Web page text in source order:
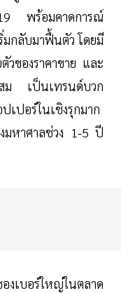
พร้อมคาดการณ์
มกลับมาฟื้นตัว โดยมี
วของราคาขาย และ
ม เป็นเทรนด์บวก
เปอร์ในเชิงรุกมาก
มหาศาลช่วง 1-5 ปี
งเบอร์ใหญ่ในตลาด